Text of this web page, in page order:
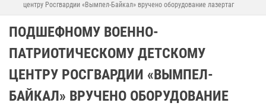
центру Росгвардии «Вымпел-Байкал» вручено оборудование лазертаг
ПОДШЕФНОМУ ВОЕННО-
ПАТРИОТИЧЕСКОМУ ДЕТСКОМУ
ЦЕНТРУ РОСГВАРДИИ «ВЫМПЕЛ-
БАЙКАЛ» ВРУЧЕНО ОБОРУДОВАНИЕ